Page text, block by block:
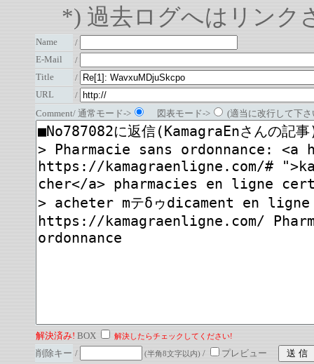
*) 過去ログへはリンク
Name
/
E-Mail
/
Title
/
URL
/
Comment/ 通常モード->
図表モード-> (適当に改行して下
解決済み!BOX 解決したらチェックしてください!
削除キー / (半角8文字以内)/ プレビュー